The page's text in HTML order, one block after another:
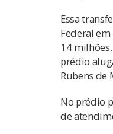
Essa
Federal
14
prédio
Rubens de
No prédio
de